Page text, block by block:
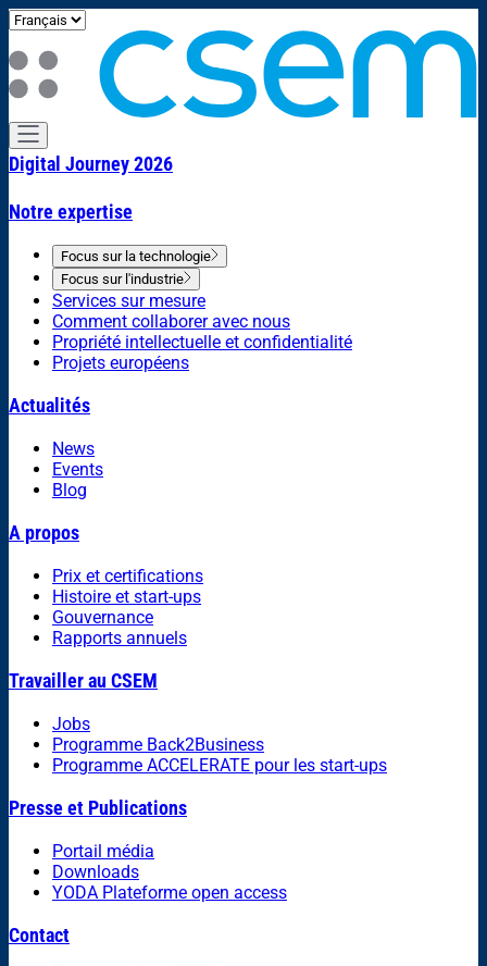
Digital Journey 2026
Notre expertise
Focus sur la technologie
Focus sur l'industrie
Services sur mesure
Comment collaborer avec nous
Propriété intellectuelle et confidentialité
Projets européens
Actualités
News
Events
Blog
A propos
Prix et certifications
Histoire et start-ups
Gouvernance
Rapports annuels
Travailler au CSEM
Jobs
Programme Back2Business
Programme ACCELERATE pour les start-ups
Presse et Publications
Portail média
Downloads
YODA Plateforme open access
Contact